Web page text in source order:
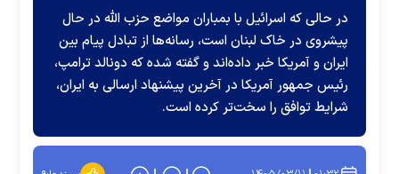
در حالی که اسرائیل با بمباران مواضع حزب الله در حال
پیشروی در خاک لبنان است، رسانه‌ها از تبادل پیام بین
ایران و آمریکا خبر داده‌اند و گفته شده که دونالد ترامپ،
رئیس جمهور آمریکا در آخرین پیشنهاد ارسالی به ایران،
شرایط توافق را سخت‌تر کرده است.